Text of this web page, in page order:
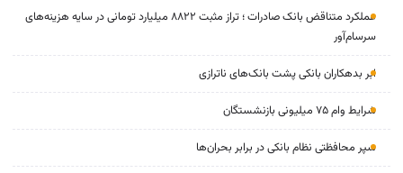
عملکرد متناقض بانک صادرات ؛ تراز مثبت ۸۸۲۲ میلیارد تومانی در سایه هزینه‌های
سرسام‌آور
ابر بدهکاران بانکی پشت بانک‌های ناترازی
شرایط وام ۷۵ میلیونی بازنشستگان
سپر محافظتی نظام بانکی در برابر بحران‌ها